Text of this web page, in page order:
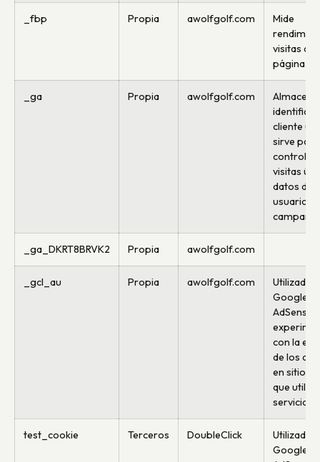
_fbp Propia awolfgolf.com
Mide
visitas de
página.
_ga Propia awolfgolf.com
cliente
sirve
control
visitas
datos de
usuarios,
_ga_DKRT8BRVK2 Propia awolfgolf.com
_gcl_au Propia awolfgolf.com
Utilizado
Google
AdSense
con la
de los
en sitios
que
servicios.
test_cookie Terceros DoubleClick
Utilizado
Google